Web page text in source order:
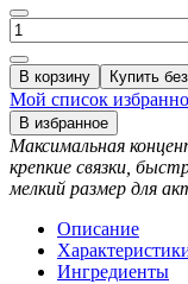
В корзину Купить
Мой список
В избранное
Максимальная
крепкие связки,
мелкий размер для
Описание
Ингредиенты